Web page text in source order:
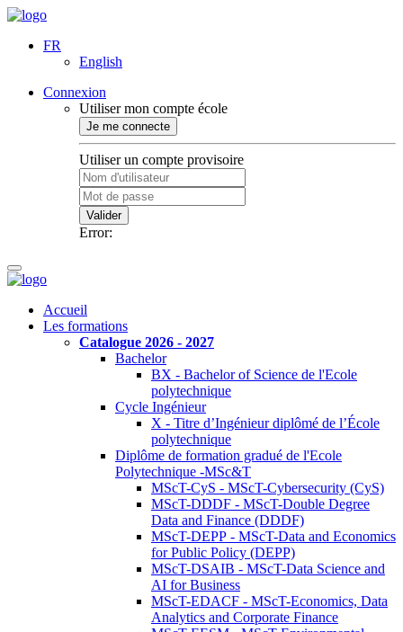
FR
English
Connexion
Utiliser mon compte école
Je me connecte
Utiliser un compte provisoire
Valider
Error:
Accueil
Les formations
Catalogue 2026 - 2027
Bachelor
BX - Bachelor of Science de l'Ecole
polytechnique
Cycle Ingénieur
X - Titre d’Ingénieur diplômé de l’École
polytechnique
Diplôme de formation gradué de l'Ecole
Polytechnique -MSc&T
MScT-CyS - MScT-Cybersecurity (CyS)
MScT-DDDF - MScT-Double Degree
Data and Finance (DDDF)
MScT-DEPP - MScT-Data and Economics
for Public Policy (DEPP)
MScT-DSAIB - MScT-Data Science and
AI for Business
MScT-EDACF - MScT-Economics, Data
Analytics and Corporate Finance